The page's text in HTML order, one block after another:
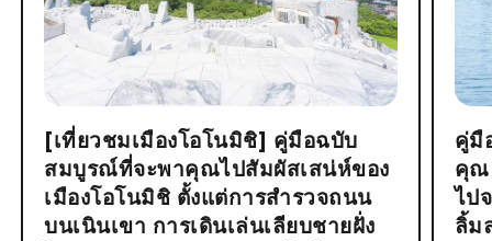
[เที่ยวชมเมืองโอโนมิชิ] คู่มือฉบับ
สมบูรณ์ที่จะพาคุณไปสัมผัสเสน่ห์ของ
เมืองโอโนมิชิ ตั้งแต่การสำรวจถนน
บนเนินเขา การเดินเล่นเลียบชายฝั่ง
คู่มื
คุณ
ไป
ลิ้ม